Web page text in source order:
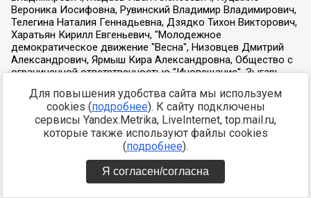
Для повышения удобства сайта мы используем
cookies (подробнее). К сайту подключены
сервисы Yandex.Metrika, LiveInternet, top.mail.ru,
которые также используют файлы cookies
(подробнее).
Я согласен/согласна